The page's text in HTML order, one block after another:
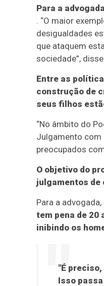
Para a
. “O maior
desigualdades
que ataquem
sociedade”,
Entre as
construção de
seus filhos
“No âmbito do
Julgamento com
preocupados
O objetivo do
julgamentos de
Para a
tem pena de 20
inibindo os
"É
Isso